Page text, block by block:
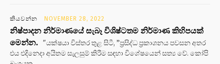
කියවන්න NOVEMBER 28, 2022
නිෂ්පාදන නිර්මාණයේ සැබෑ විශිෂ්ටතම නිර්මාණ කිහිපයක්
මෙන්න.
"යක්ෂයා විස්තර තුළ සිටී, ”ප්‍රසිද්ධ ප්‍රකාශනය පවසන අතර
එය එදිනෙදා අයිතම සැලසුම් කිරීම සඳහා විශේෂයෙන් සත්‍ය වේ. කෝපි